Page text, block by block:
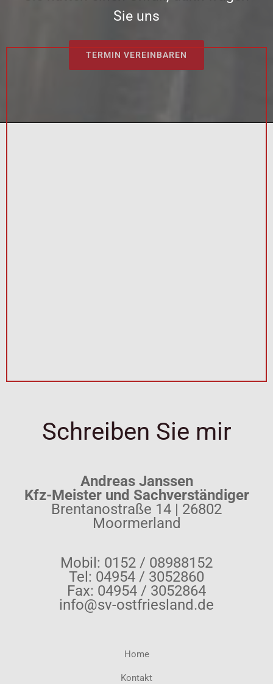
Sie uns
TERMIN VEREINBAREN
Schreiben Sie mir
Andreas Janssen
Kfz-Meister und Sachverständiger
Brentanostraße 14 | 26802
Moormerland
Mobil: 0152 / 08988152
Tel: 04954 / 3052860
Fax: 04954 / 3052864
info@sv-ostfriesland.de
Home
Kontakt